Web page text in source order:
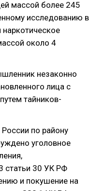
массой более 245
исследованию в
наркотическое
около 4
незаконно
лица с
тайников-
по району
уголовное
статьи 30 УК РФ
и покушение на